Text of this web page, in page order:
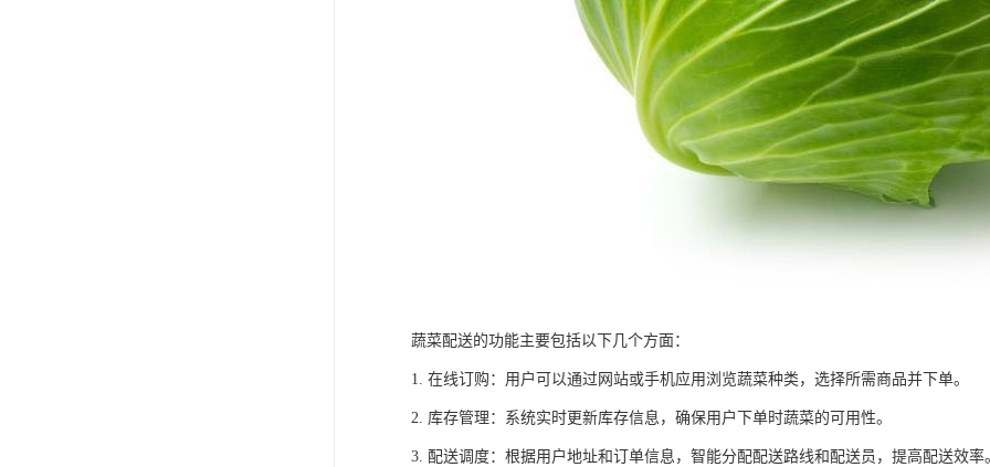
蔬菜配送的功能主要包括以下几个方面：
1. 在线订购：用户可以通过网站或手机应用浏览蔬菜种类，选择所需商品并下单。
2. 库存管理：系统实时更新库存信息，确保用户下单时蔬菜的可用性。
3. 配送调度：根据用户地址和订单信息，智能分配配送路线和配送员，提高配送效率